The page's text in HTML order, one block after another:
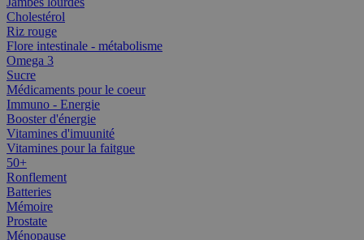
Cholestérol
Riz rouge
Flore intestinale - métabolisme
Omega 3
Sucre
Médicaments pour le coeur
Immuno - Energie
Booster d'énergie
Vitamines d'imuunité
Vitamines pour la faitgue
50+
Ronflement
Batteries
Mémoire
Prostate
Ménopause